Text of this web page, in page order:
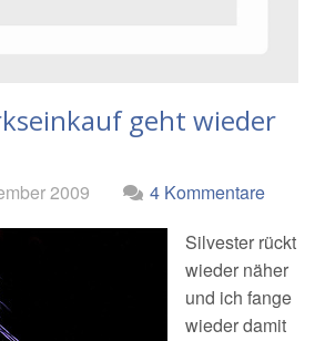
geht wieder
2009
4 Kommentare
Silvester rückt
wieder näher
und ich fange
wieder damit